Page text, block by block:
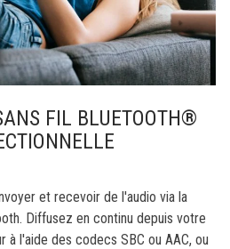
FIL BLUETOOTH®
et recevoir de l'audio via la
Diffusez en continu depuis votre
à l'aide des codecs SBC ou AAC, ou